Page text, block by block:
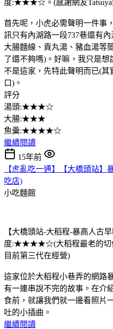
度:★★★☆。(感謝網友Tatsuya
首先呢，小虎必需聲明一件事
訊只有內湖路一段737巷還有
大腸麵線、貢丸湯、豬血湯等
了還不夠嗎)。好嘛，我只是想
不是這家，先特此聲明而已(
口)。
評分
湯頭:★★★☆
大腸:★★★
魚羹:★★★★☆
繼續閱讀
15年前
【虎亂吃一通】【大橋頭站】
吃店)
小吃麵館
【大橋頭站-大稻程-暴高人古
度:★★★★☆(大稻程最老的切
目前第三代在經營)
這家位於大稻程小巷弄的網路
有一連串說不完的故事。在介
食前，就讓我們就一邊看照片
吐的小插曲。
繼續閱讀